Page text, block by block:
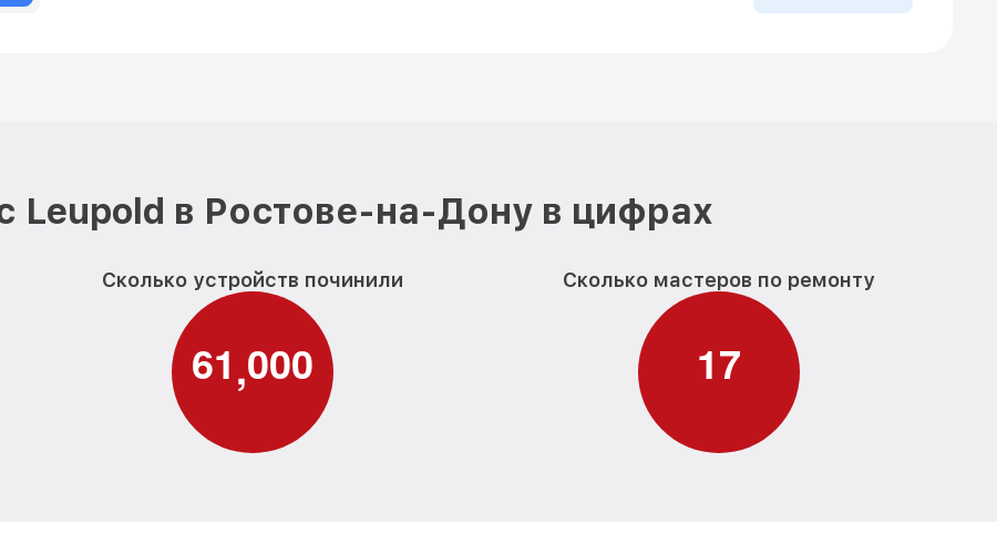
Leupold в Ростове-на-Дону в цифрах
Сколько устройств починили
61,000
Сколько мастеров по ремонту
17